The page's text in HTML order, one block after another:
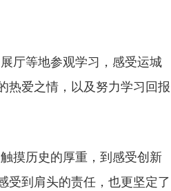
厅等地参观学习，感受运城
热爱之情，以及努力学习回报
摸历史的厚重，到感受创新
受到肩头的责任，也更坚定了